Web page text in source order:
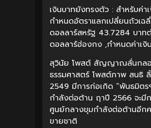
เงินบาทยังทรงตัว : สำหรับค่า
กำหนดอัตราแลกเปลี่ยนถัวเ
ดอลลาร์สหรัฐ 43.7284 บาท
ดอลลาร์ฮ่องกง ,กำหนดค่าเงิ
สุวินัย โพสต์ สัญญาณลั่นกลอ
ธรรมศาสตร์ โพสต์ภาพ สนธิ
2549 มีการก่อเกิด “พันธมิต
กำลังต่อต้าน ฤาปี 2566 จะมี
ศูนย์กลางขุมกำลังต่อต้านอีก
ขายชาติ